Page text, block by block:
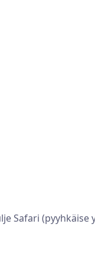
Safari (pyyhkäise